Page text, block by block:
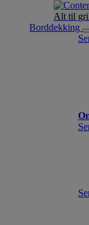
Alt til
Borddekking